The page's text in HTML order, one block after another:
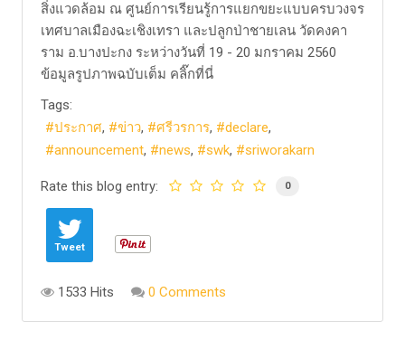
สิ่งแวดล้อม ณ ศูนย์การเรียนรู้การแยกขยะแบบครบวงจร
เทศบาลเมืองฉะเชิงเทรา และปลูกป่าชายเลน วัดคงคา
ราม อ.บางปะกง ระหว่างวันที่ 19 - 20 มกราคม 2560
ข้อมูลรูปภาพฉบับเต็ม คลิ๊กที่นี่
Tags:
ประกาศ
ข่าว ศรีวรการ
declare
announcement
news swk sriworakarn
Rate this blog entry: 0
Tweet
1533 Hits 0 Comments